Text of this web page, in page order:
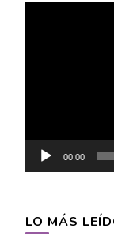
00:00
LO MÁS